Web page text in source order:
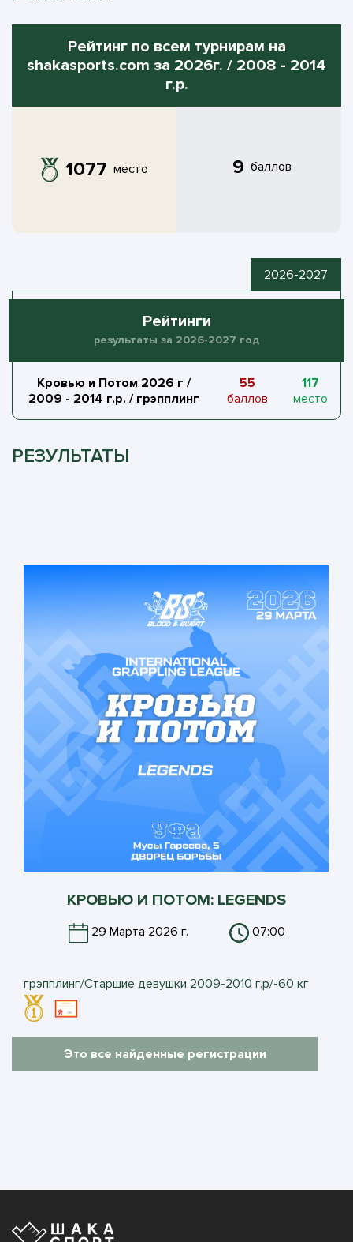
Рейтинг по всем турнирам на
shakasports.com за 2026г. / 2008 - 2014
г.р.
1077 место 9 баллов
2026-2027
Рейтинги
результаты за 2026-2027 год
Кровью и Потом 2026 г /
2009 - 2014 г.р. / грэпплинг
55
баллов
117
место
РЕЗУЛЬТАТЫ
КРОВЬЮ И ПОТОМ: LEGENDS
29 Марта 2026 г. 07:00
грэпплинг/Старшие девушки 2009-2010 г.р/-60 кг
Это все найденные регистрации